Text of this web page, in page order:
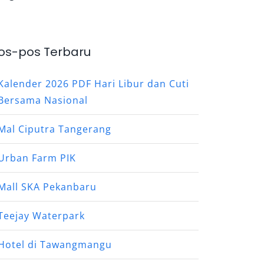
pos Terbaru
2026 PDF Hari Libur dan Cuti
Nasional
Ciputra Tangerang
Farm PIK
SKA Pekanbaru
Waterpark
di Tawangmangu